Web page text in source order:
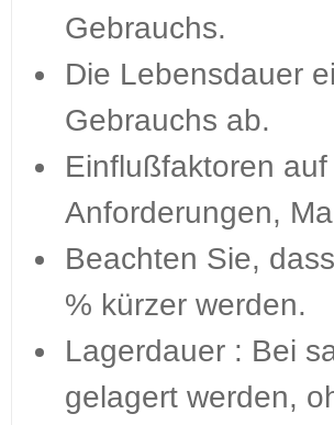
Gebrauchs.
Die Lebensdauer
Gebrauchs ab.
Einflußfaktoren
Anforderungen,
Beachten Sie,
% kürzer werden.
Lagerdauer : Bei
gelagert werden,